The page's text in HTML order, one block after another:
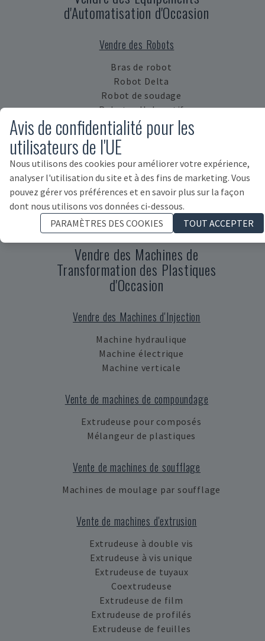
d'Automatisation d'Occasion
Vendre des Robots
Bras de robot
Robot Delta
Robot de soudage
Robot collaboratif
Robot portique
Vendre d'Autres Équipements d'Automatisation
Système d'automatisation
Système de manutention de palettes
Système de manutention des pièces
Autres équipements d'automatisation
Vendre des Machines de
Transformation des Plastiques
d'Occasion
Vendre des Machines d'Injection
Machine hydraulique
Machine électrique
Machine verticale
Vente de machines de compoundage
Extrudeuse pour composés
Mélangeur de plastiques
Vente de machines de soufflage
Machines de moulage par soufflage
Vente de machines d'extrusion
Extrudeuse à double vis
Extrudeuse à vis unique
Extrudeuse de tuyaux
Coextrudeuse
Extrudeuse de film
Extrudeuse de profilés
Extrudeuse de feuilles
Avis de confidentialité pour les
utilisateurs de l'UE
Nous utilisons des cookies pour améliorer votre expérience,
analyser l'utilisation du site et à des fins de marketing. Vous
pouvez gérer vos préférences et en savoir plus sur la façon
dont nous utilisons vos données ci-dessous.
PARAMÈTRES DES COOKIES
TOUT ACCEPTER